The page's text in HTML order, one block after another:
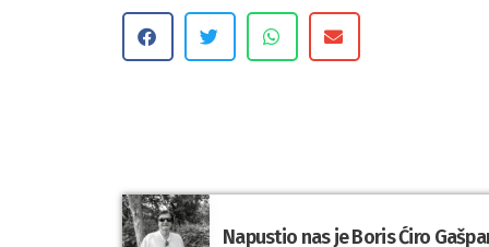
Napustio nas je Boris Ćiro